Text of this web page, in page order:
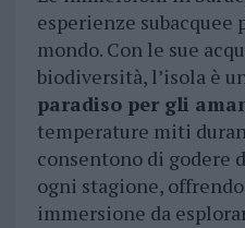
esperienze
mondo. Con le sue
biodiversità, l’isola è
paradiso per gli
temperature miti
consentono di godere
ogni stagione,
immersione da